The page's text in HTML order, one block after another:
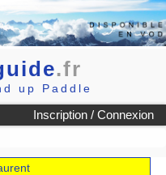
.fr
up Paddle
Inscription / Connexion